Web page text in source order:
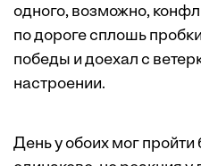
одного, возможно,
по дороге сплошь
победы и доехал с
настроении.
День у обоих мог